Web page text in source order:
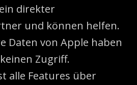
direkter
und können helfen.
Daten von Apple haben
Zugriff.
alle Features über